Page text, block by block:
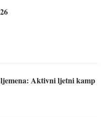
Aktivni ljetni kamp